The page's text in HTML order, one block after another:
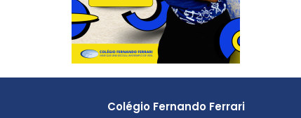
Colégio Fernando Ferrari